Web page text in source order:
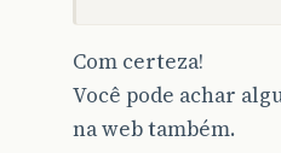
Com certeza!
Você pode achar
na web também.